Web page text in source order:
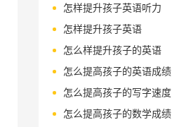
怎样提升孩子英语听力
怎样提升孩子英语
怎么样提升孩子的英语
怎么提高孩子的英语成绩
怎么提高孩子的写字速度
怎么提高孩子的数学成绩